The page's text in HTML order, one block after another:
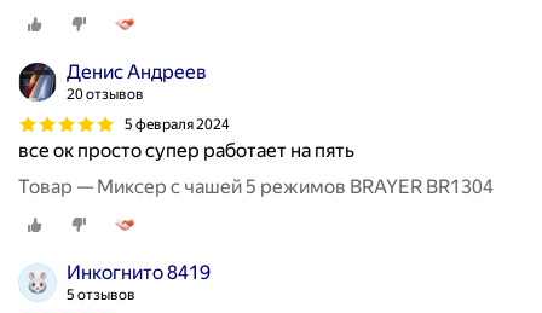
Денис Андреев
20 отзывов
5 февраля 2024
все ок просто супер работает на пять
Товар — Миксер с чашей 5 режимов BRAYER BR1304
Инкогнито 8419
5 отзывов